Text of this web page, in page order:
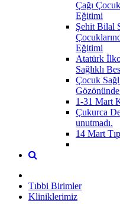
Çağı
Eğitimi
Şehit Bilal
Eğitimi
Atatürk
Sağlıklı
Çocuk
Gözönünde
1-31 Mart
Çukurca
unutmadı.
14 Mart
Tıbbi Birimler
Kliniklerimiz